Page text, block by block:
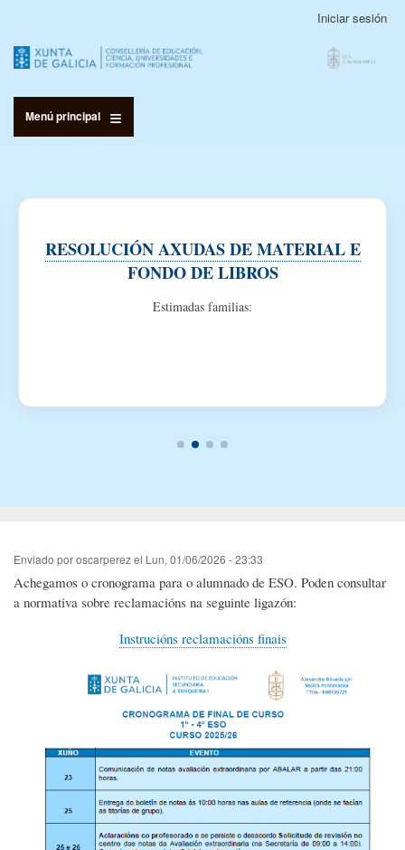
contenido
de
cuenta
usuario
Iniciar sesión
Menú principal
RESOLUCIÓN AXUDAS DE MATERIAL E
FONDO DE LIBROS
Estimadas familias:
Enviado poroscarperezel Lun, 01/06/2026 - 23:33
Achegamos o cronograma para o alumnado de ESO. Poden consultar
a normativa sobre reclamacións na seguinte ligazón:
Instrucións reclamacións finais